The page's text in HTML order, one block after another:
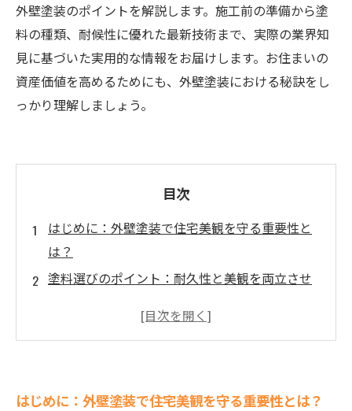
外壁塗装のポイントを解説します。施工前の準備から塗
料の種類、耐候性に優れた最新技術まで、実際の業界知
見に基づいた実用的な情報をお届けします。お住まいの
資産価値を高めるためにも、外壁塗装における秘訣をし
っかり理解しましょう。
目次
はじめに：外壁塗装で住宅美観を守る重要性と
は？
塗料選びのポイント：耐久性と美観を両立させ
施工前の準備：下地処理が与える外壁塗装の効
ける
はじめに：外壁塗装で住宅美観を守る重要性とは？